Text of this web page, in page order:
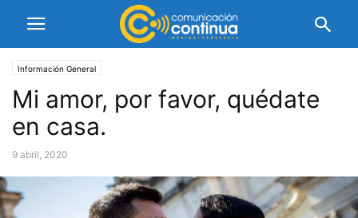
Información General
Mi amor, por favor, quédate
en casa.
9 abril, 2020